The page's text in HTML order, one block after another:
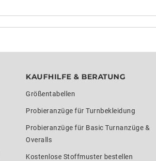
KAUFHILFE & BERATUNG
Größentabellen
Probieranzüge für Turnbekleidung
Probieranzüge für Basic Turnanzüge &
Overalls
Kostenlose Stoffmuster bestellen